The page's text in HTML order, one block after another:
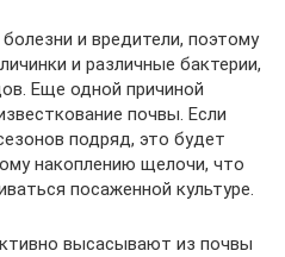
и вредители, поэтому
и различные бактерии,
Еще одной причиной
почвы. Если
подряд, это будет
накоплению щелочи, что
посаженной культуре.
высасывают из почвы